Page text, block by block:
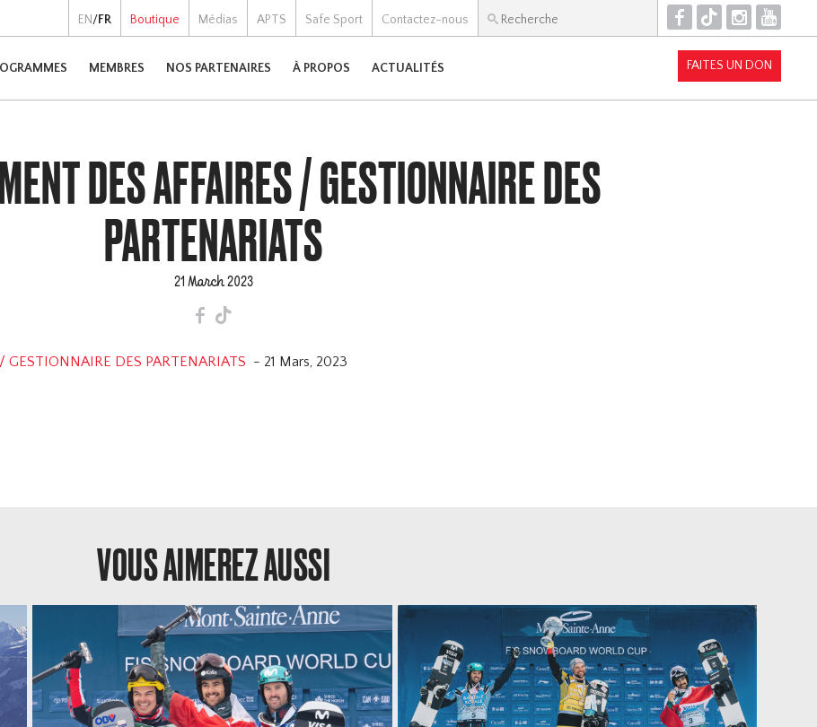
EN/FR Boutique Médias APTS Safe Sport Contactez-nous F T I Y
MEMBRES NOS PARTENAIRES À PROPOS ACTUALITÉS FAITES UN DON
DES AFFAIRES / GESTIONNAIRE DES
PARTENARIATS
21 March 2023
F T
GESTIONNAIRE DES PARTENARIATS - 21 Mars, 2023
VOUS AIMEREZ AUSSI